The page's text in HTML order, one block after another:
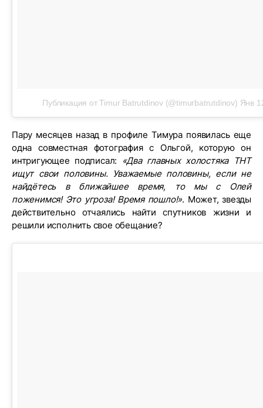
Публикация от Timur Batrutdinov (@timurbatrutdinov) Янв
Пару месяцев назад в профиле Тимура появилась еще
одна совместная фотография с Ольгой, которую он
интригующее подписал:
«Два главных холостяка ТНТ
ищут свои половины. Уважаемые половины, если не
найдётесь в ближайшее время, то мы с Олей
поженимся! Это угроза! Время пошло!». Может, звезды
действительно отчаялись найти спутников жизни и
решили исполнить свое обещание?